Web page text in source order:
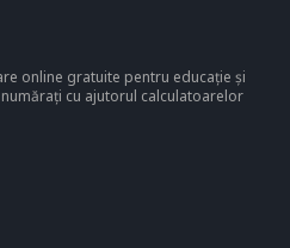
online gratuite pentru educație și
cu ajutorul calculatoarelor